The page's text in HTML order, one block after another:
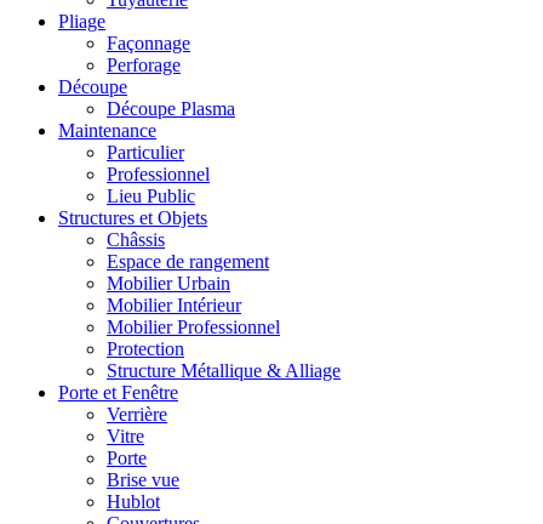
Pliage
Façonnage
Perforage
Découpe
Découpe Plasma
Maintenance
Particulier
Professionnel
Lieu Public
Structures et Objets
Châssis
Espace de rangement
Mobilier Urbain
Mobilier Intérieur
Mobilier Professionnel
Protection
Structure Métallique & Alliage
Porte et Fenêtre
Verrière
Vitre
Porte
Brise vue
Hublot